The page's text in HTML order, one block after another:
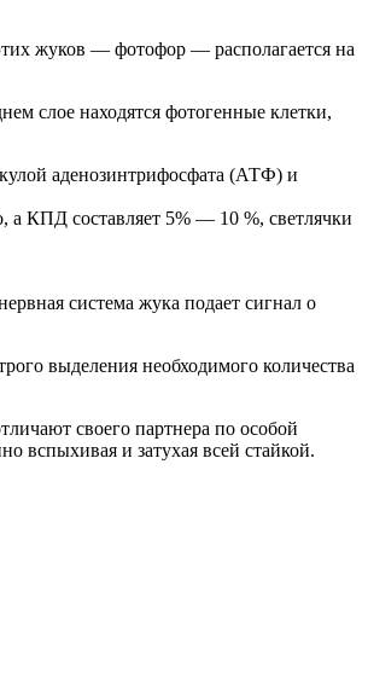
жуков — фотофор — располагается на
слое находятся фотогенные клетки,
аденозинтрифосфата (АТФ) и
а КПД составляет 5% — 10 %, светлячки
система жука подает сигнал о
выделения необходимого количества
своего партнера по особой
вспыхивая и затухая всей стайкой.